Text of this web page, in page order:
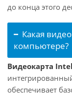
до конца этого
Какая
компьютере?
Видеокарта
обеспечивает